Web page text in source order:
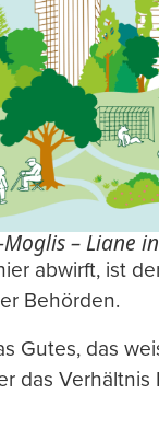
– Liane
abwirft, ist
Behörden.
Gutes, das
das